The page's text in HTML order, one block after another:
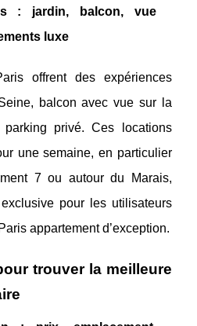
: jardin, balcon, vue
luxe
offrent des expériences
balcon avec vue sur la
privé. Ces locations
une semaine, en particulier
7 ou autour du Marais,
pour les utilisateurs
appartement d’exception.
trouver la meilleure